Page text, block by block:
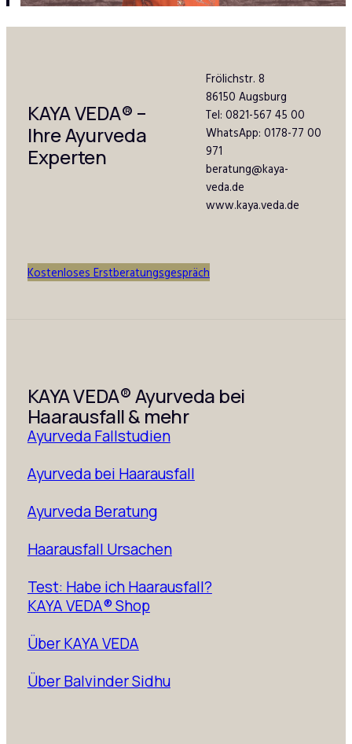
KAYA VEDA® –
Ihre Ayurveda
Experten
Frölichstr. 8
86150 Augsburg
Tel: 0821-567 45 00
WhatsApp: 0178-77 00
971
beratung@kaya-
veda.de
www.kaya.veda.de
Kostenloses Erstberatungsgespräch
KAYA VEDA® Ayurveda bei
Haarausfall & mehr
Ayurveda Fallstudien
Ayurveda bei Haarausfall
Ayurveda Beratung
Haarausfall Ursachen
Test: Habe ich Haarausfall?
KAYA VEDA® Shop
Über KAYA VEDA
Über Balvinder Sidhu